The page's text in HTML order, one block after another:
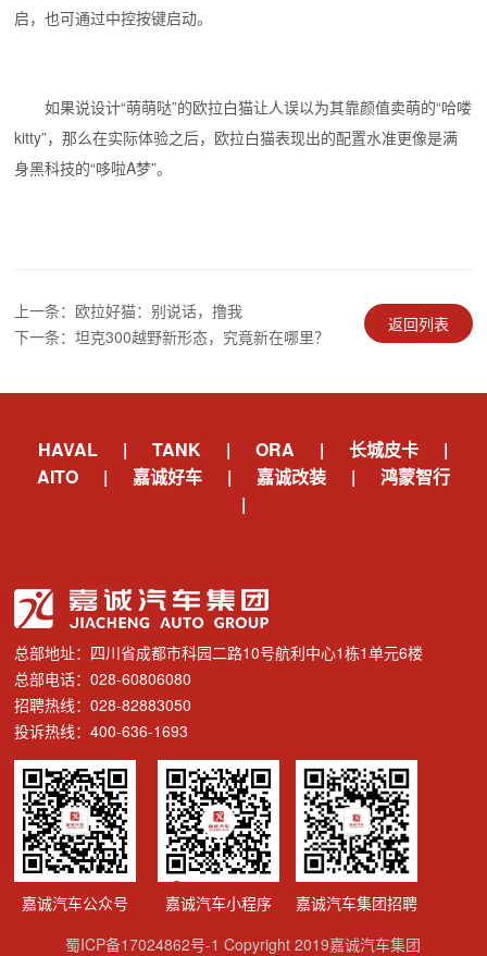
启，也可通过中控按键启动。
如果说设计“萌萌哒”的欧拉白猫让人误以为其靠颜值卖萌的“哈喽
kitty”，那么在实际体验之后，欧拉白猫表现出的配置水准更像是满
身黑科技的“哆啦A梦”。
上一条：欧拉好猫：别说话，撸我
下一条：坦克300越野新形态，究竟新在哪里？
返回列表
HAVAL | TANK | ORA | 长城皮卡
|
AITO
| 嘉诚好车 | 嘉诚改装 |
鸿蒙智行
|
总部地址：四川省成都市科园二路10号航利中心1栋1单元6楼
总部电话：028-60806080
招聘热线：028-82883050
投诉热线：400-636-1693
嘉诚汽车公众号 嘉诚汽车小程序
嘉诚汽车集团招聘
蜀ICP备17024862号-1 Copyright 2019嘉诚汽车集团